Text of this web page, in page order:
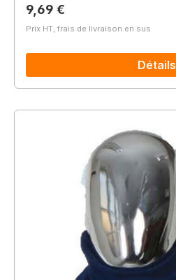
Prix régulier :
9,69 €
Prix HT, frais de livraison en sus
Détails